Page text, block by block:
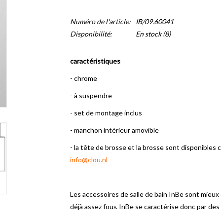
Numéro de l'article:
IB/09.60041
Disponibilité:
En stock(8)
caractéristiques
- chrome
- à suspendre
- set de montage inclus
- manchon intérieur amovible
- la tête de brosse et la brosse sont disponibles
info@clou.nl
Les accessoires de salle de bain InBe sont
déjà assez fou». InBe se caractérise donc par